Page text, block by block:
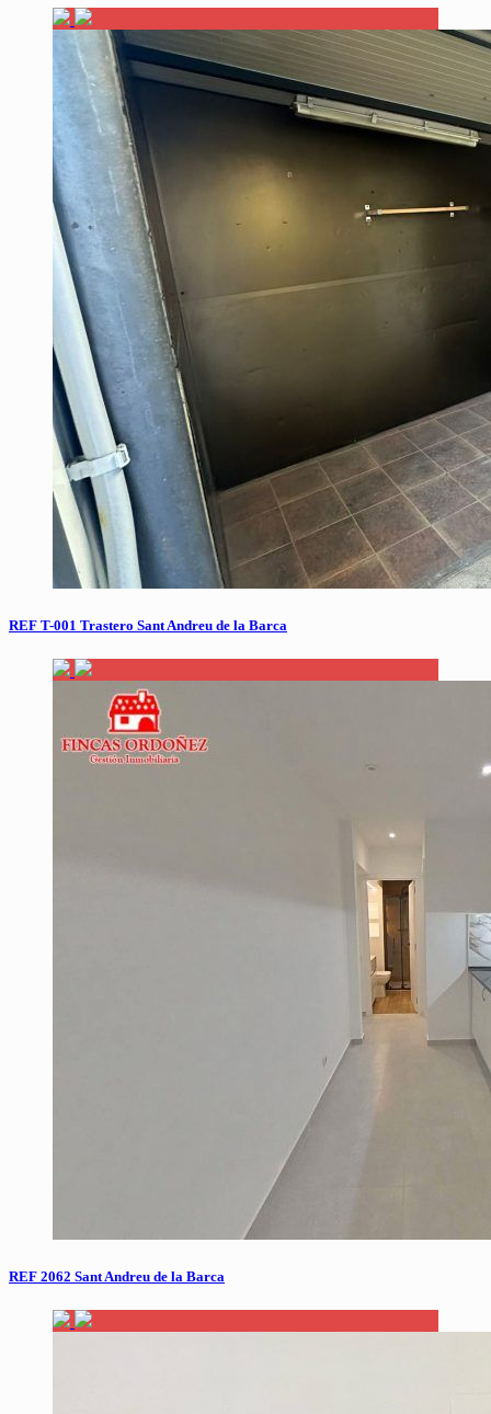
REF T-001 Trastero Sant Andreu de la Barca
REF 2062 Sant Andreu de la Barca